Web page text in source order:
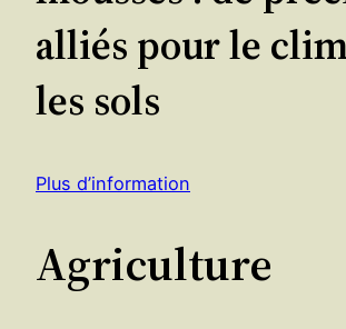
alliés pour le
les sols
Plus d’information
Agriculture